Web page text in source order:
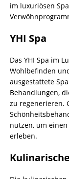
im luxuriösen
YHI Spa
Das YHI Spa im
Wohlbefinden
ausgestattete
Behandlungen,
zu regenerieren.
nutzen, um
erleben.